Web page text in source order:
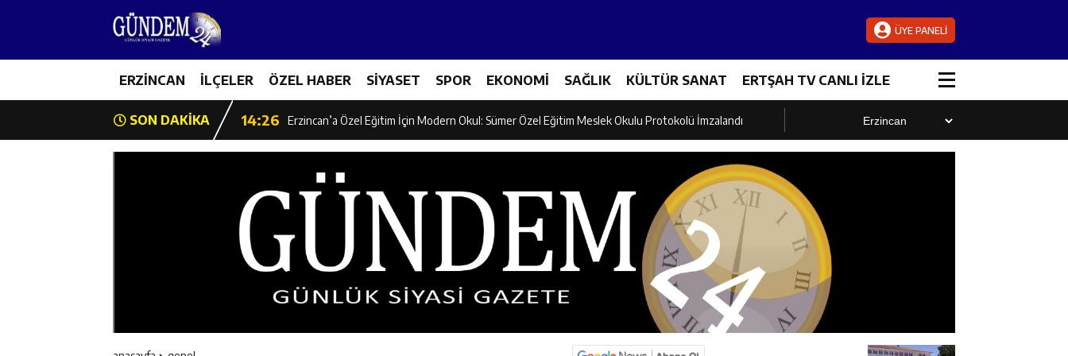
ÜYE PANELİ
ERZİNCAN İLÇELER ÖZEL HABER SİYASET SPOR EKONOMİ SAĞLIK KÜLTÜR SANAT ERTŞAH TV CANLI İZLE
SON DAKİKA
14:26 Geleceğin Üreticileri Tarım Teknolojileriyle Tanışıyor
14:26 Erzincan’a Özel Eğitim İçin Modern Okul: Sümer Özel Eğitim Meslek Okulu Protokolü İmzalandı
14:25 İl Müdürü Ünalan’dan Zengin Ailesine Taziye Ziyareti
14:24 İlk Durak Medine Müdafii Fahreddin Paşa’nın Kızının Kabri
Erzincan Aile ve Sosyal Hizmetler İl Müdürlüğünde Değerlendirme Toplantısı